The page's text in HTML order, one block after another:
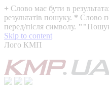
+ Слово має бути в
результатів пошуку. * Слово
перед/після символу. ""
Skip to content
Лого КМП